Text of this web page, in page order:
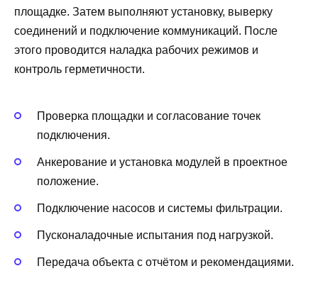
площадке. Затем выполняют установку, выверку
соединений и подключение коммуникаций. После
этого проводится наладка рабочих режимов и
контроль герметичности.
Проверка площадки и согласование точек
подключения.
Анкерование и установка модулей в проектное
положение.
Подключение насосов и системы фильтрации.
Пусконаладочные испытания под нагрузкой.
Передача объекта с отчётом и рекомендациями.